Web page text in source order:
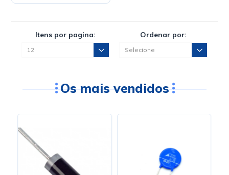
Itens por pagina: Ordenar por:
Os mais vendidos